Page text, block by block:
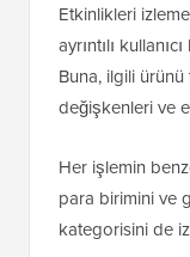
Etkinlikleri
ayrıntılı
Buna, ilgili
değişkenleri ve
Her işlemin
para birimini ve
kategorisini de